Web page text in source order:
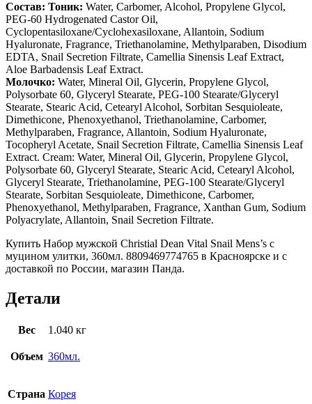
Состав: Тоник: Water, Carbomer, Alcohol, Propylene Glycol,
PEG-60 Hydrogenated Castor Oil,
Cyclopentasiloxane/Cyclohexasiloxane, Allantoin, Sodium
Hyaluronate, Fragrance, Triethanolamine, Methylparaben, Disodium
EDTA, Snail Secretion Filtrate, Camellia Sinensis Leaf Extract,
Aloe Barbadensis Leaf Extract.
Молочко: Water, Mineral Oil, Glycerin, Propylene Glycol,
Polysorbate 60, Glyceryl Stearate, PEG-100 Stearate/Glyceryl
Stearate, Stearic Acid, Cetearyl Alcohol, Sorbitan Sesquioleate,
Dimethicone, Phenoxyethanol, Triethanolamine, Carbomer,
Methylparaben, Fragrance, Allantoin, Sodium Hyaluronate,
Tocopheryl Acetate, Snail Secretion Filtrate, Camellia Sinensis Leaf
Extract. Cream: Water, Mineral Oil, Glycerin, Propylene Glycol,
Polysorbate 60, Glyceryl Stearate, Stearic Acid, Cetearyl Alcohol,
Glyceryl Stearate, Triethanolamine, PEG-100 Stearate/Glyceryl
Stearate, Sorbitan Sesquioleate, Dimethicone, Carbomer,
Phenoxyethanol, Methylparaben, Fragrance, Xanthan Gum, Sodium
Polyacrylate, Allantoin, Snail Secretion Filtrate.
Купить Набор мужской Christial Dean Vital Snail Mens’s с
муцином улитки, 360мл. 8809469774765 в Красноярске и с
доставкой по России, магазин Панда.
Детали
Вес 1.040 кг
Объем 360мл.
Страна Корея